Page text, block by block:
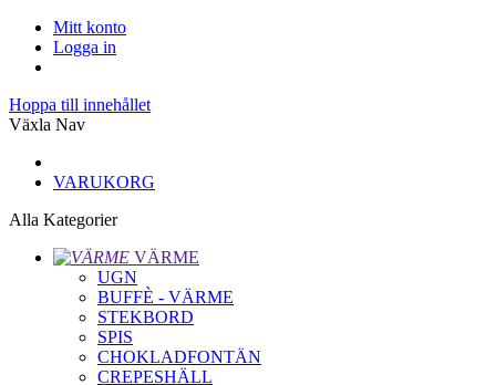
Mitt konto
Logga in
Hoppa till innehållet
Växla Nav
VARUKORG
Alla Kategorier
VÄRME
UGN
BUFFÈ - VÄRME
STEKBORD
SPIS
CHOKLADFONTÄN
CREPESHÄLL